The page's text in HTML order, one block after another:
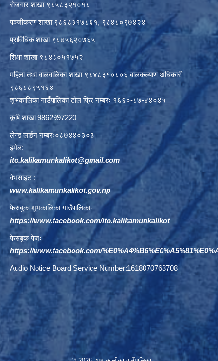
राेजगार शाखा ९८५८३२१०१८
पञ्जीकरण शाखा ९८६८३१७८६१, ९८४८०९७४२४
प्राविधिक शाखा ९८४५६२०७६५
शिक्षा शाखा ९८४८०५१७५२
महिला तथा वालवालिका शाखा ९८४८३१०८०६ बालकल्याण अधिकारी
९८६८८९५१६४
शुभकालिका गाउँपालिका टोल फ्रि नम्बरः १६६०-८७-४४०४५
कृषि शाखा 9862997220
लेन्ड लाईन नम्बरः०८७४४०३०३
इमेल:
ito.kalikamunkalikot@gmail.com
वेभसाइट :
www.kalikamunkalikot.gov.np
फेसबुकःशुभकालिका गाउँपालिका-
https://www.facebook.com/ito.kalikamunkalikot
फेसबुक पेजः
https://www.facebook.com/
Audio Notice Board Service Number:1618070768708